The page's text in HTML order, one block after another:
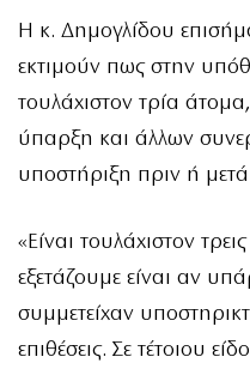
Η κ. Δημογλίδου
εκτιμούν πως στην
τουλάχιστον τρία
ύπαρξη και άλλων
υποστήριξη πριν ή μετά
«Είναι τουλάχιστον
εξετάζουμε είναι αν
συμμετείχαν
επιθέσεις. Σε τέτοιου